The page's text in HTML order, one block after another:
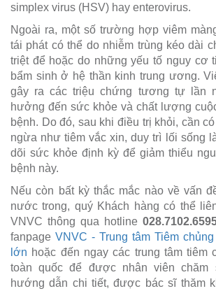
simplex virus (HSV) hay enterovirus.
Ngoài ra, một số trường hợp viêm
tái phát có thể do nhiễm trùng kéo dài
triệt để hoặc do những yếu tố nguy cơ
bẩm sinh ở hệ thần kinh trung ương.
gây ra các triệu chứng tương tự lần
hưởng đến sức khỏe và chất lượng
bệnh. Do đó, sau khi điều trị khỏi, cần
ngừa như tiêm vắc xin, duy trì lối sống
dõi sức khỏe định kỳ để giảm thiểu
bệnh này.
Nếu còn bất kỳ thắc mắc nào về vấn
nước trong, quý Khách hàng có thể
VNVC thông qua hotline
fanpage VNVC - Trung tâm Tiêm
lớn hoặc đến ngay các trung tâm tiêm
toàn quốc để được nhân viên chăm
hướng dẫn chi tiết, được bác sĩ thăm